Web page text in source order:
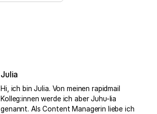
Julia
Hi, ich bin Julia. Von meinen rapidmail
Kolleg:innen werde ich aber Juhu-lia
genannt. Als Content Managerin liebe ich